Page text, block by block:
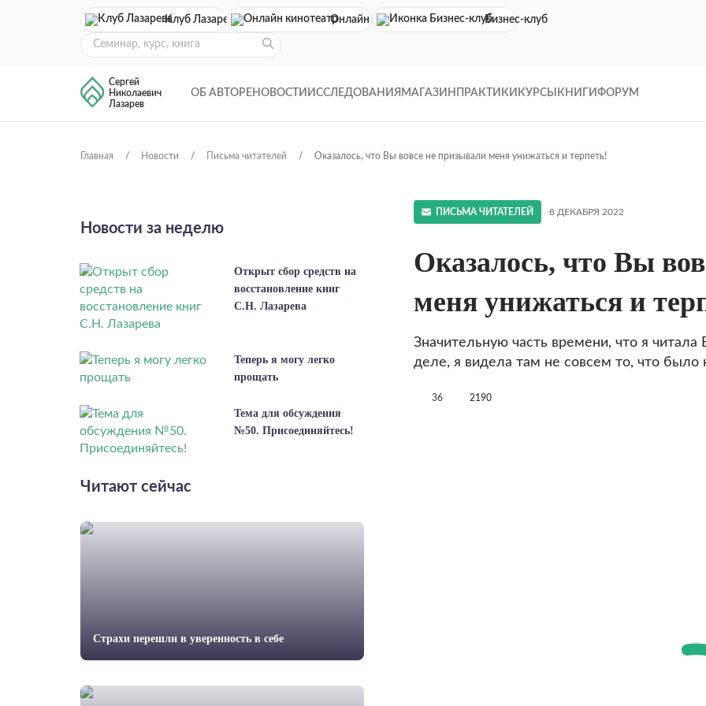
Клуб Лазарева Онлайн кинотеатр
Бизнес-клуб
Сергей
Николаевич
Лазарев
ОБ АВТОРЕ НОВОСТИ ИССЛЕДОВАНИЯ МАГАЗИН ПРАКТИКИ КУРСЫ КНИГИ ФОРУМ
Главная Новости Письма читателей Оказалось, что Вы вовсе не призывали меня унижаться и терпеть!
ПИСЬМА ЧИТАТЕЛЕЙ 8 ДЕКАБРЯ 2022
Оказалось, что Вы
меня унижаться и
Значительную часть времени, что я
деле, я видела там не совсем то, что было
36 2190
Новости за неделю
Открыт сбор средств на
восстановление книг
С.Н. Лазарева
Теперь я могу легко
прощать
Тема для обсуждения
№50. Присоединяйтесь!
Читают сейчас
Страхи перешли в уверенность в себе